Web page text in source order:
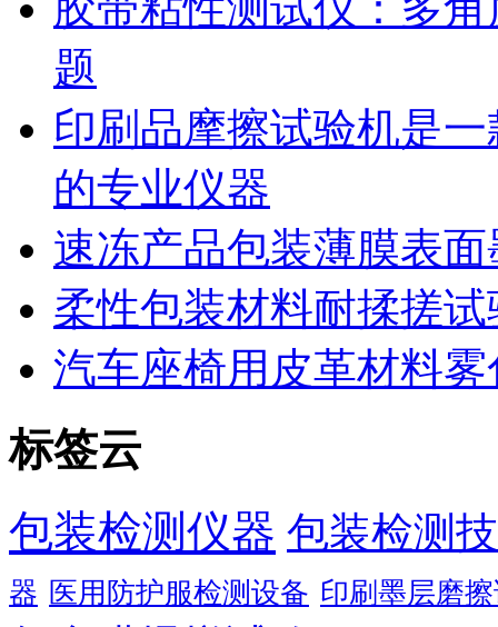
题
印刷品摩擦试验机是
的专业仪器
速冻产品包装薄膜表
柔性包装材料耐揉搓
汽车座椅用皮革材料
标签云
包装检测仪器 包装检测
器 医用防护服检测设备 印刷墨层磨